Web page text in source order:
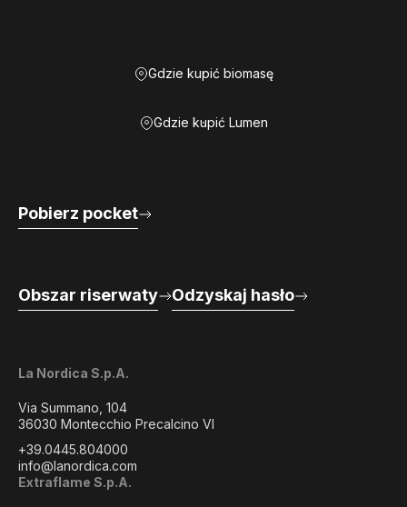
Gdzie kupić biomasę
Gdzie kupić Lumen
La Nordica S.p.A.
Via Summano, 104
36030 Montecchio Precalcino VI
+39.0445.804000
info@lanordica.com
Extraflame S.p.A.
Pobierz pocket
Obszar riserwaty Odzyskaj hasło